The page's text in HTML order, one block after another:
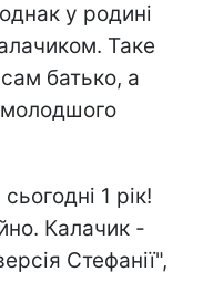
у родині
Таке
батько, а
молодшого
1 рік!
Калачик -
Стефанії",